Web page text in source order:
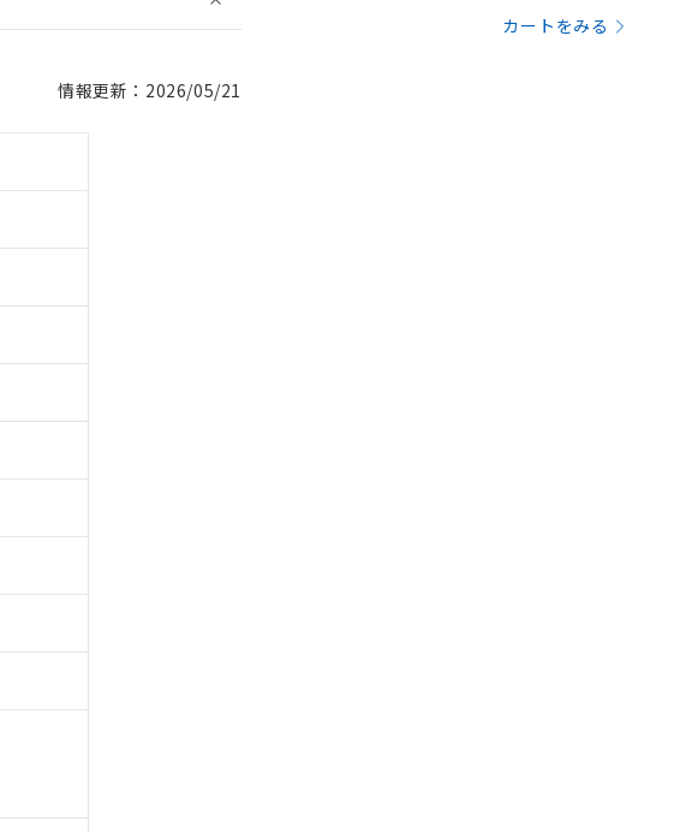
情報更新：2026/05/21
カートをみる
能な商品です。
予定のある商品です。
応品を出す予定はありません。